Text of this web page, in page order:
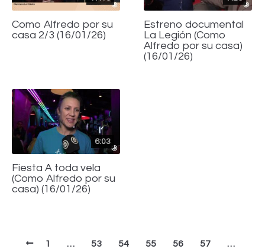
Como Alfredo por su
casa 2/3 (16/01/26)
Estreno documental
La Legión (Como
Alfredo por su casa)
(16/01/26)
6:03
Fiesta A toda vela
(Como Alfredo por su
casa) (16/01/26)
1 … 53 54 55 56 57
…